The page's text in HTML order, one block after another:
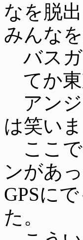
なを脱
みんな
バスガ
てか東
アンジ
は笑いま
ここで
ンがあ
GPSに
た。